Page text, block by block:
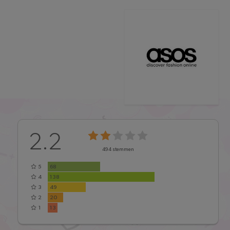
2.2 494 stemmen
5
68
4
138
3
49
2
20
1
13